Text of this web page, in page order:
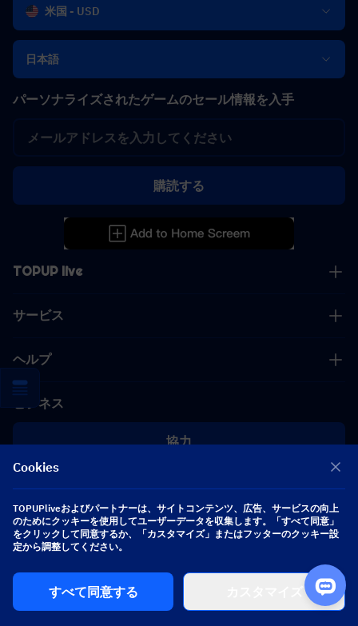
米国 - USD
日本語
TOPUP live
サービス
ヘルプ
ビジネス
協力
[email protected]
パーソナライズされたゲームのセール情報を入手
購読する
フォローする
Copyright 2026 SEA WHALE TECHNOLOGY PTE.LTD. All Rights Reserved.
Cookies
TOPUPliveおよびパートナーは、サイトコンテンツ、広告、サービスの向上
のためにクッキーを使用してユーザーデータを収集します。「すべて同意」
をクリックして同意するか、「カスタマイズ」またはフッターのクッキー設
定から調整してください。
すべて同意する